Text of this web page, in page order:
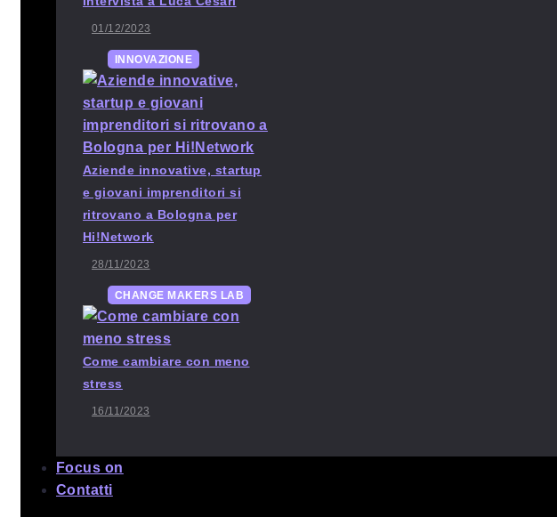
01/12/2023
INNOVAZIONE
Aziende innovative, startup
e giovani imprenditori si
ritrovano a Bologna per
Hi!Network
28/11/2023
CHANGE MAKERS LAB
Come cambiare con meno
stress
16/11/2023
Focus on
Contatti